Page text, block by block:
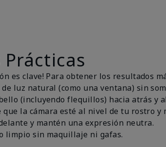
es clave! Para obtener los resultados
luz natural (como una ventana) sin
(incluyendo flequillos) hacia atrás y
que la cámara esté al nivel de tu rostro
y mantén una expresión neutra.
limpio sin maquillaje ni gafas.